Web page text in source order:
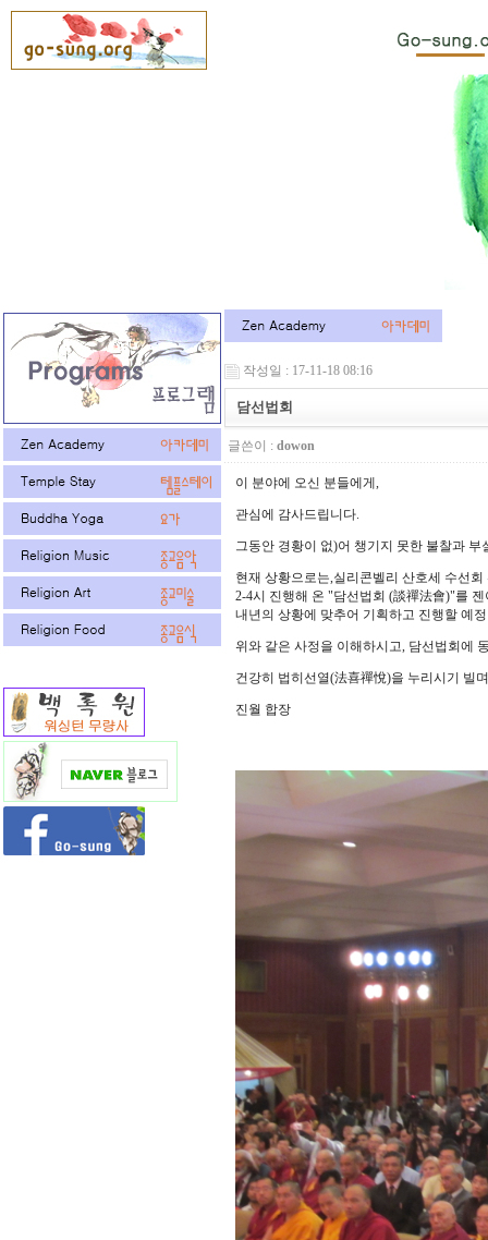
작성일 : 17-11-18 08:16
담선법회
글쓴이 : dowon
이 분야에 오신 분들에게,
관심에 감사드립니다.
그동안 경황이 없)어 챙기지 못한 불찰과
현재 상황으로는,실리콘벨리 산호세 수선회
2-4시 진행해 온 "담선법회 (談禪法會)"를
내년의 상황에 맞추어 기획하고 진행할 예
위와 같은 사정을 이해하시고, 담선법회에
건강히 법히선열(法喜禪悅)을 누리시기 빌
진월 합장